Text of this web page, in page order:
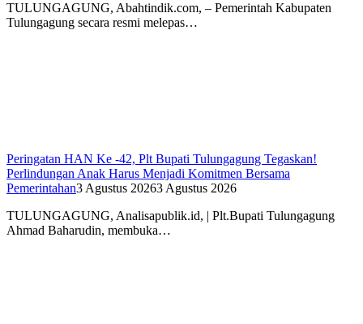
TULUNGAGUNG, Abahtindik.com, – Pemerintah Kabupaten
Tulungagung secara resmi melepas…
Peringatan HAN Ke -42, Plt Bupati Tulungagung Tegaskan!
Perlindungan Anak Harus Menjadi Komitmen Bersama
Pemerintahan3 Agustus 20263 Agustus 2026
TULUNGAGUNG, Analisapublik.id, | Plt.Bupati Tulungagung
Ahmad Baharudin, membuka…